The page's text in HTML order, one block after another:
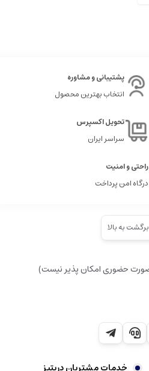
پشتیبانی و مشاوره
انتخاب بهترین محصول
تحویل اکسپرس
سراسر ایران
راحتی و امنیت
درگاه امن پرداخت
برگشت به بالا
خدمات مشتریان دریتیز